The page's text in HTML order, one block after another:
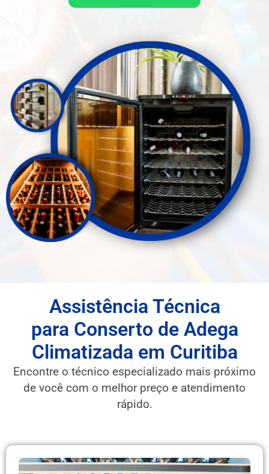
Assistência Técnica
para Conserto de Adega
Climatizada em Curitiba
Encontre o técnico especializado mais próximo
de você com o melhor preço e atendimento
rápido.